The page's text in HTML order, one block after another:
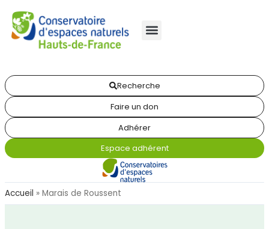
Recherche
Faire un don
Adhérer
Espace adhérent
Accueil » Marais de Roussent